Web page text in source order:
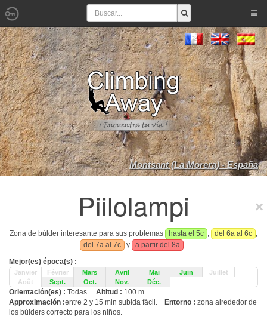
Montsant (La Morera) - España
Piilolampi
Zona de búlder interesante para sus problemas hasta el 5c , del 6a al 6c ,
del 7a al 7c
y a partir del 8a
.
Mejor(es) época(s) :
Janvier Février Mars Avril Mai Juin
Juillet
Août
Sept. Oct. Nov. Déc.
Orientación(es) : Todas Altitud : 100 m
Approximación :entre 2 y 15 min subida fácil. Entorno : zona alrededor de
los búlders correcto para los niños.